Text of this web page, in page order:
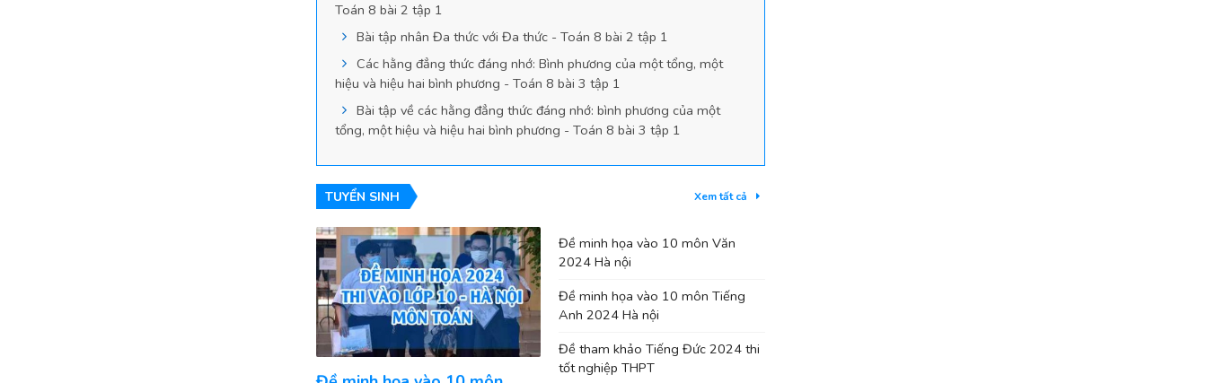
Toán 8 bài 2 tập 1
Bài tập nhân Đa thức với Đa thức - Toán 8 bài 2 tập 1
Các hằng đẳng thức đáng nhớ: Bình phương của một tổng, một
hiệu và hiệu hai bình phương - Toán 8 bài 3 tập 1
Bài tập về các hằng đẳng thức đáng nhớ: bình phương của một
tổng, một hiệu và hiệu hai bình phương - Toán 8 bài 3 tập 1
TUYỂN SINH Xem tất cả
Đề minh họa vào 10 môn Văn
2024 Hà nội
Đề minh họa vào 10 môn Tiếng
Anh 2024 Hà nội
Đề tham khảo Tiếng Đức 2024 thi
tốt nghiệp THPT